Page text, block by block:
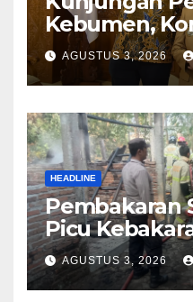
Kebumen,
Jajaki Kerja
hingga
AGUSTUS 3, 2026
HEADLINE
Pembakaran
Picu
Furniture di
AGUSTUS 3, 2026